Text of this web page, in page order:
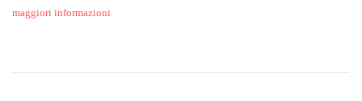
maggiori informazioni